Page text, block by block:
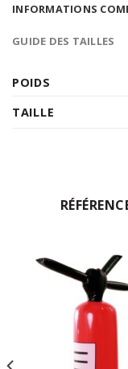
INFORMATIONS
GUIDE DES TAILLES
POIDS
TAILLE